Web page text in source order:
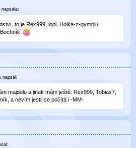
napsala:
to je Rex999, lopi, Holka-z-gymplu,
napsal:
majdulu a jinak mám ještě: Rex999, Tobias7,
a nevím jestli se počítá i -MM-